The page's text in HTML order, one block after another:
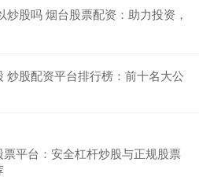
炒股吗 烟台股票配资：助力投资，
炒股配资平台排行榜：前十名大公
平台：安全杠杆炒股与正规股票